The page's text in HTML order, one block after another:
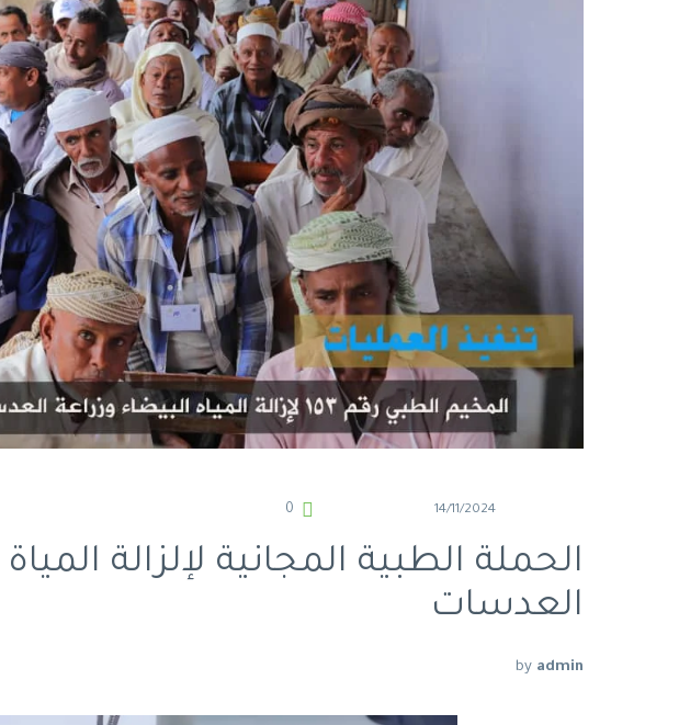
14/11/2024
0
الحملة الطبية المجانية لإلزالة
العدسات
by admin